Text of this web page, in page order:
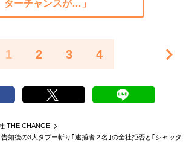
ターチャンスが…」
1 2 3 4
THE CHANGE
知後の3大タブー斬り｢逮捕者２名｣の全社拒否と｢シャッタ